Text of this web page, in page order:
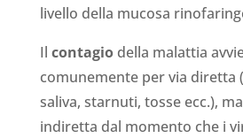
livello della mucosa
Il contagiodella malattia
comunemente per via diretta
saliva, starnuti, tosse ecc.),
indiretta dal momento che i